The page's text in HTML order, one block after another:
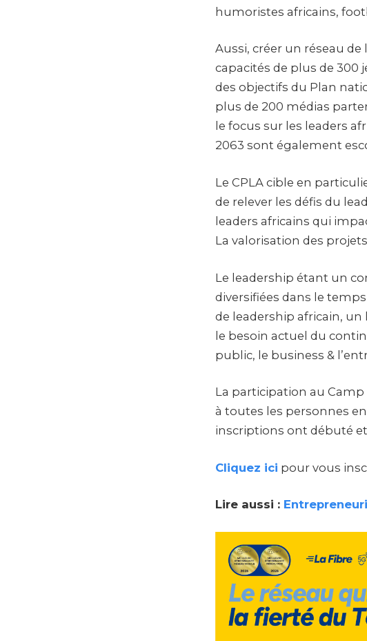
humoristes africains,
Aussi, créer un réseau
capacités de plus de 300
des objectifs du Plan
plus de 200 médias
le focus sur les leaders
2063 sont également
Le CPLA cible en
de relever les défis du
leaders africains qui
La valorisation des
Le leadership étant un
diversifiées dans le
de leadership africain,
le besoin actuel du
public, le business &
La participation au
à toutes les personnes
inscriptions ont débuté
Cliquez ici pour vous
Lire aussi :